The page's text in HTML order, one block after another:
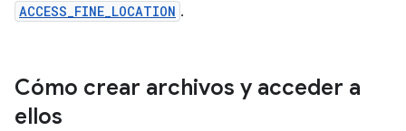
ACCESS_FINE_LOCATION .
Cómo crear archivos y acceder a
ellos